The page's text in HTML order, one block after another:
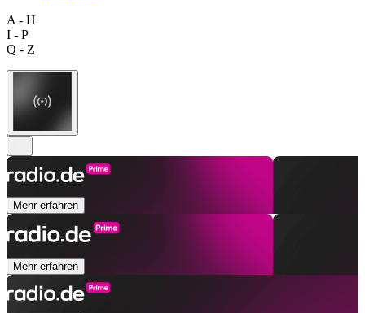
A - H
I - P
Q - Z
Mehr erfahren
Mehr erfahren